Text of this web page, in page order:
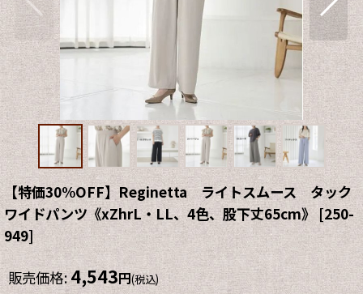
【特価30%OFF】Reginetta ライトスムース タック
ワイドパンツ《xZhrL・LL、4色、股下丈65cm》 [250-
949]
販売価格: 4,543円(税込)